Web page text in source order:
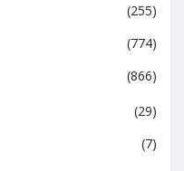
(255)
(774)
(866)
(29)
(7)